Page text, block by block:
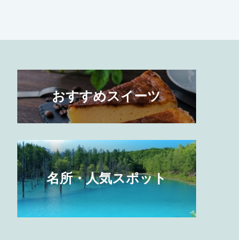
おすすめスイーツ
名所・人気スポット